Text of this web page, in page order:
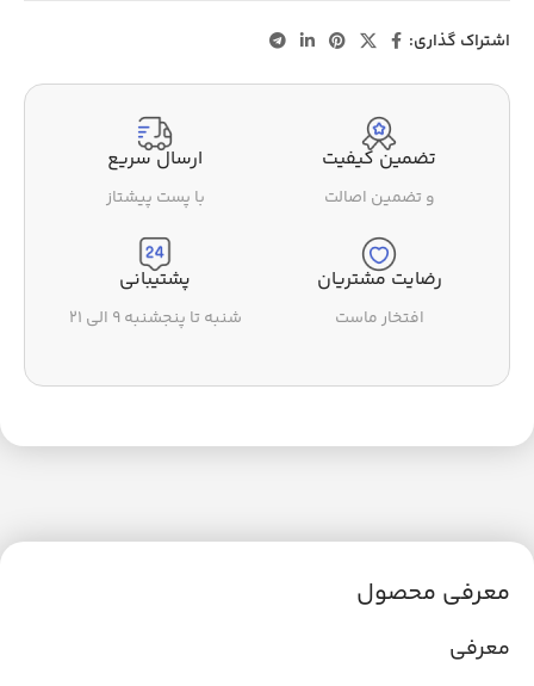
اشتراک گذاری:
تضمین کیفیت
و تضمین اصالت
ارسال سریع
با پست پیشتاز
رضایت مشتریان
افتخار ماست
پشتیبانی
شنبه تا پنجشنبه ۹ الی ۲۱
معرفی محصول
معرفی